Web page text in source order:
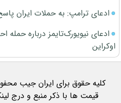
ادعای ترامپ: به حملات ایران
ادعای نیویورک‌تایمز درباره حمله
اوکراین
کلیه حقوق برای ایران جیب
قیمت ها با ذکر منبع و درج